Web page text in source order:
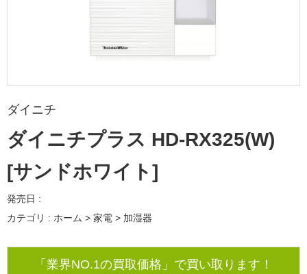
ダイニチ
ダイニチプラス HD-RX325(W)
[サンドホワイト]
発売日 :
カテゴリ : ホーム > 家電 > 加湿器
「業界NO.1の買取価格」で買い取ります！